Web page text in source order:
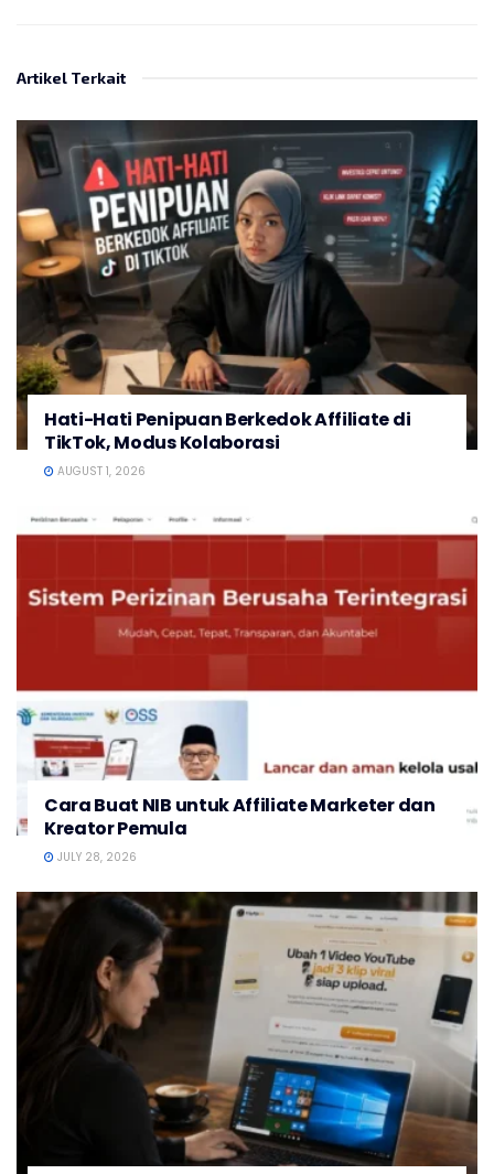
Artikel Terkait
Hati-Hati Penipuan Berkedok Affiliate di
TikTok, Modus Kolaborasi
AUGUST 1, 2026
Cara Buat NIB untuk Affiliate Marketer dan
Kreator Pemula
JULY 28, 2026